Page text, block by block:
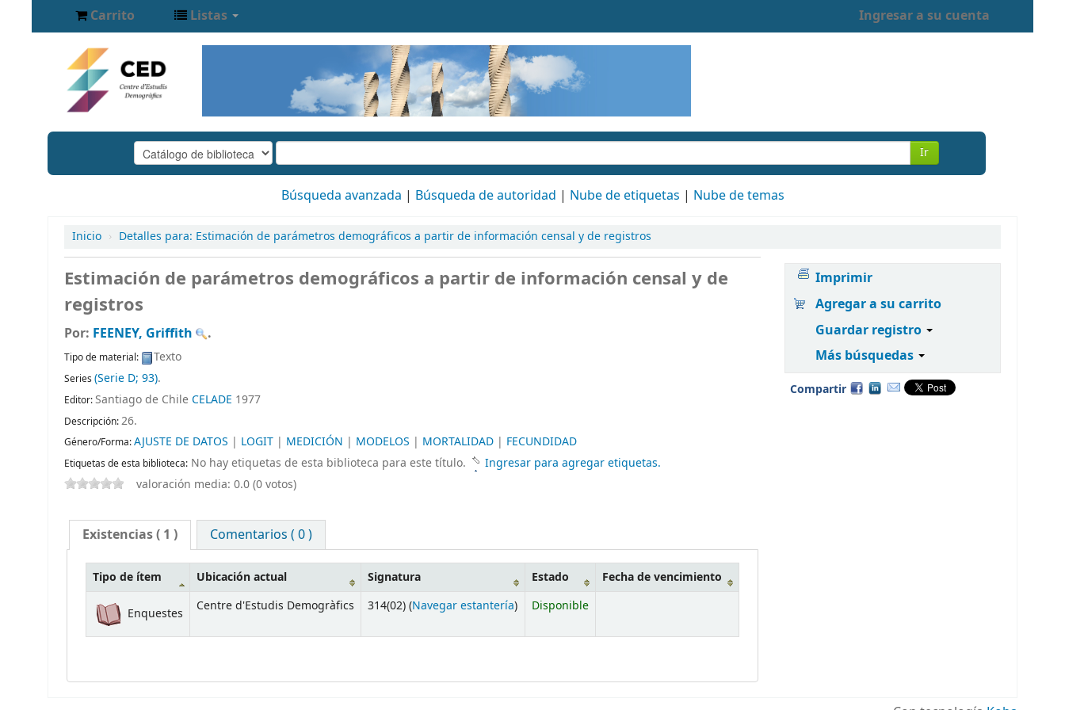
Carrito Listas Ingresar a su cuenta
Ir
Búsqueda avanzada Búsqueda de autoridad Nube de etiquetas Nube de temas
Inicio › Detalles para: Estimación de parámetros demográficos a partir de información censal y de registros
Estimación de parámetros demográficos a partir de información censal y de
registros
Por: FEENEY, Griffith .
Tipo de material: Texto
Series (Serie D; 93).
Editor:Santiago de ChileCELADE 1977
Descripción:26.
Género/Forma:AJUSTE DE DATOS | LOGIT | MEDICIÓN | MODELOS | MORTALIDAD | FECUNDIDAD
Etiquetas de esta biblioteca: No hay etiquetas de esta biblioteca para este título.
Ingresar para agregar etiquetas.
valoración media: 0.0 (0 votos)
Existencias( 1 ) Comentarios ( 0 )
Tipo de ítem Ubicación actual Signatura Estado Fecha de vencimiento
Enquestes Centre d'Estudis Demogràfics 314(02) (Navegar estantería) Disponible
Imprimir
Agregar a su carrito
Guardar registro
Más búsquedas
Compartir